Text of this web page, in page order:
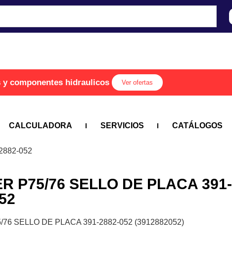
y componentes hidraulicos Ver ofertas
CALCULADORA SERVICIOS CATÁLOGOS
052
P75/76 SELLO DE PLACA 391-
76 SELLO DE PLACA 391-2882-052 (3912882052)